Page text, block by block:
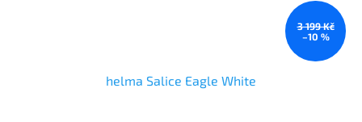
3 199 Kč
–10 %
helma Salice Eagle White